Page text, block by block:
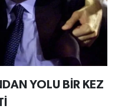
YOLU BİR KEZ